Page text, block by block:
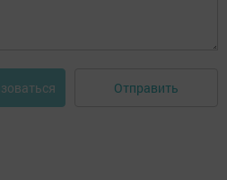
Отправить